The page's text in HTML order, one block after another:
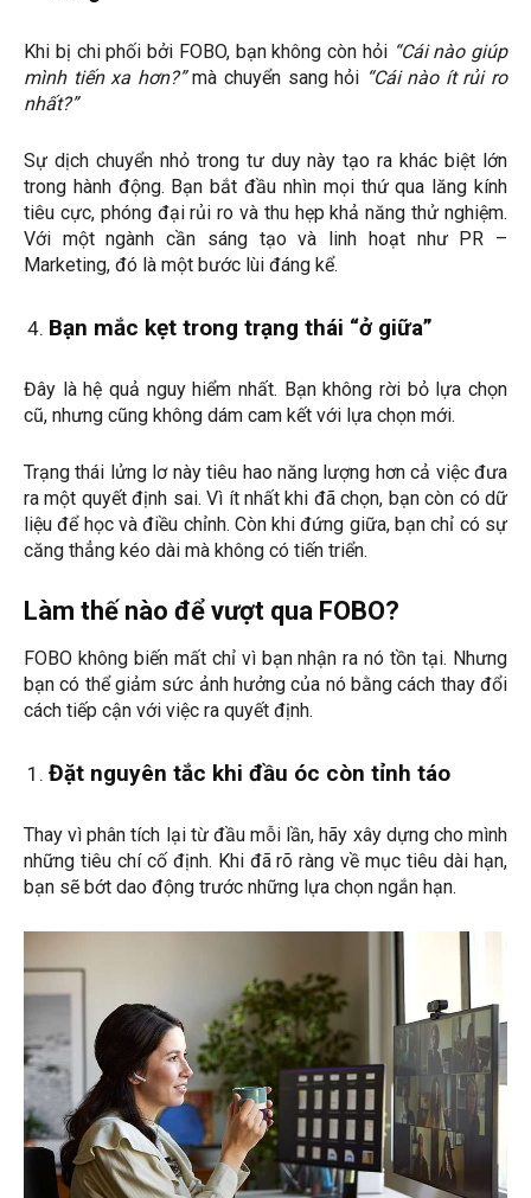
Khi bị chi phối bởi FOBO, bạn không còn hỏi “Cái nào giúp
mình tiến xa hơn?”mà chuyển sang hỏi “Cái nào ít rủi ro
nhất?”
Sự dịch chuyển nhỏ trong tư duy này tạo ra khác biệt lớn
trong hành động. Bạn bắt đầu nhìn mọi thứ qua lăng kính
tiêu cực, phóng đại rủi ro và thu hẹp khả năng thử nghiệm.
Với một ngành cần sáng tạo và linh hoạt như PR –
Marketing, đó là một bước lùi đáng kể.
Bạn mắc kẹt trong trạng thái “ở giữa”
Đây là hệ quả nguy hiểm nhất. Bạn không rời bỏ lựa chọn
cũ, nhưng cũng không dám cam kết với lựa chọn mới.
Trạng thái lửng lơ này tiêu hao năng lượng hơn cả việc đưa
ra một quyết định sai. Vì ít nhất khi đã chọn, bạn còn có dữ
liệu để học và điều chỉnh. Còn khi đứng giữa, bạn chỉ có sự
căng thẳng kéo dài mà không có tiến triển.
Làm thế nào để vượt qua FOBO?
FOBO không biến mất chỉ vì bạn nhận ra nó tồn tại. Nhưng
bạn có thể giảm sức ảnh hưởng của nó bằng cách thay đổi
cách tiếp cận với việc ra quyết định.
Đặt nguyên tắc khi đầu óc còn tỉnh táo
Thay vì phân tích lại từ đầu mỗi lần, hãy xây dựng cho mình
những tiêu chí cố định. Khi đã rõ ràng về mục tiêu dài hạn,
bạn sẽ bớt dao động trước những lựa chọn ngắn hạn.